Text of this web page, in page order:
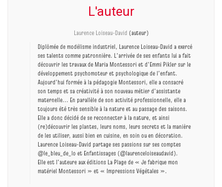
L'auteur
Laurence Loiseau-David (auteur)
Diplômée de modélisme industriel, Laurence Loiseau-David a exercé
ses talents comme patronnière. L'arrivée de ses enfants lui a fait
découvrir les travaux de Maria Montessori et d'Emmi Pikler sur le
développement psychomoteur et psychologique de l'enfant.
Aujourd'hui formée à la pédagogie Montessori, elle a consacré
son temps et sa créativité à son nouveau métier d'assistante
maternelle... En parallèle de son activité professionnelle, elle a
toujours été très sensible à la nature et au passage des saisons.
Elle a donc décidé de se reconnecter à la nature, et ainsi
(re)découvrir les plantes, leurs noms, leurs secrets et la manière
de les utiliser, aussi bien en cuisine, en soin ou en décoration.
Laurence Loiseau-David partage ses passions sur ses comptes
@le_bleu_de_lo et Enfantissages (@laurenceloiseaudavid).
Elle est l'auteure aux éditions La Plage de « Je fabrique mon
matériel Montessori » et « Impressions Végétales ».